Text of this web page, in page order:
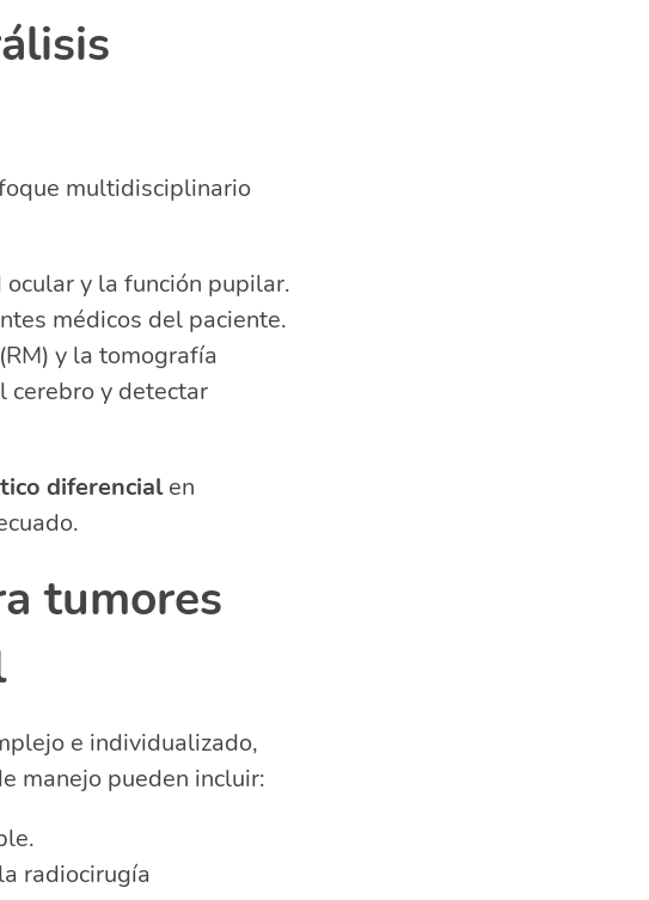
multidisciplinario
y la función pupilar.
médicos del paciente.
y la tomografía
cerebro y detectar
diferencialen
tumores
e individualizado,
manejo pueden incluir:
radiocirugía